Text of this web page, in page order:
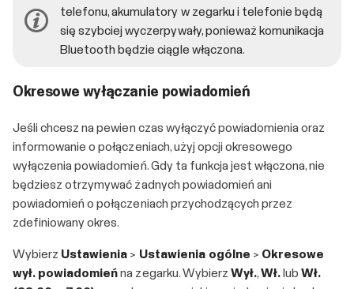
telefonu, akumulatory w zegarku i telefonie będą
się szybciej wyczerpywały, ponieważ komunikacja
Bluetooth będzie ciągle włączona.
Okresowe wyłączanie powiadomień
Jeśli chcesz na pewien czas wyłączyć powiadomienia oraz
informowanie o połączeniach, użyj opcji okresowego
wyłączenia powiadomień. Gdy ta funkcja jest włączona, nie
będziesz otrzymywać żadnych powiadomień ani
powiadomień o połączeniach przychodzących przez
zdefiniowany okres.
Wybierz Ustawienia > Ustawienia ogólne > Okresowe
wył. powiadomieńna zegarku. Wybierz Wył.,Wł. lubWł.